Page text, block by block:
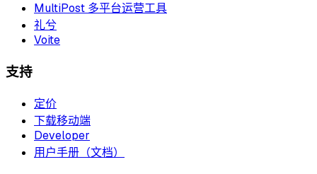
MultiPost 多平台运营工具
礼兮
Voite
支持
定价
下载移动端
Developer
用户手册（文档）